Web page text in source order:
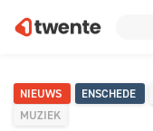
NIEUWS ENSCHEDE
MUZIEK